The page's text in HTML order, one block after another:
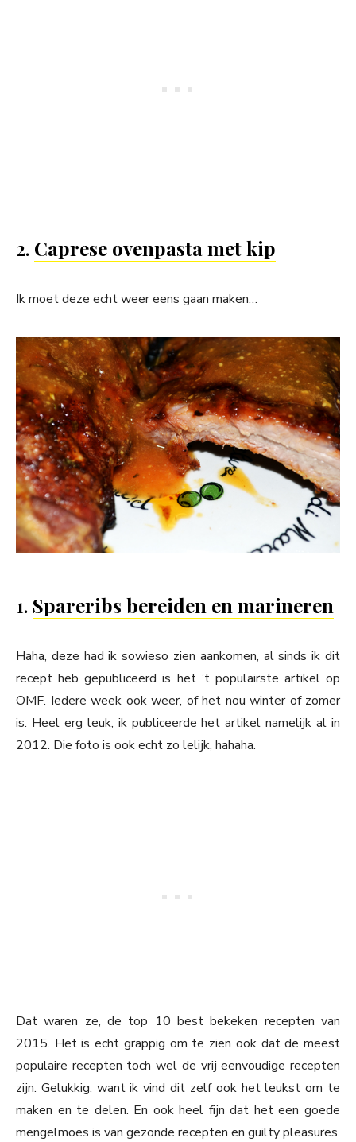
2. Caprese ovenpasta met kip
Ik moet deze echt weer eens gaan maken…
1. Spareribs bereiden en marineren
Haha, deze had ik sowieso zien aankomen, al sinds ik dit
recept heb gepubliceerd is het ’t populairste artikel op
OMF. Iedere week ook weer, of het nou winter of zomer
is. Heel erg leuk, ik publiceerde het artikel namelijk al in
2012. Die foto is ook echt zo lelijk, hahaha.
Dat waren ze, de top 10 best bekeken recepten van
2015. Het is echt grappig om te zien ook dat de meest
populaire recepten toch wel de vrij eenvoudige recepten
zijn. Gelukkig, want ik vind dit zelf ook het leukst om te
maken en te delen. En ook heel fijn dat het een goede
mengelmoes is van gezonde recepten en guilty pleasures.